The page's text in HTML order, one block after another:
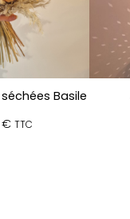
Basile
€ TTC